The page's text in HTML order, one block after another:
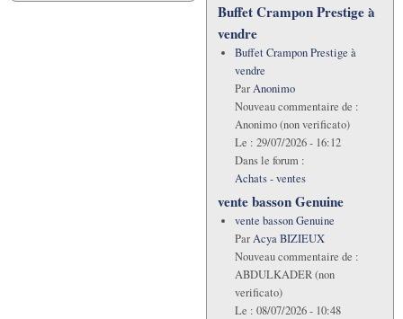
Buffet Crampon Prestige à
vendre
Buffet Crampon Prestige à
vendre
ParAnonimo
Nouveau commentaire de :
Anonimo (non verificato)
Le : 29/07/2026 - 16:12
Dans le forum :
Achats - ventes
vente basson Genuine
vente basson Genuine
ParAcya BIZIEUX
Nouveau commentaire de :
ABDULKADER (non
verificato)
Le : 08/07/2026 - 10:48